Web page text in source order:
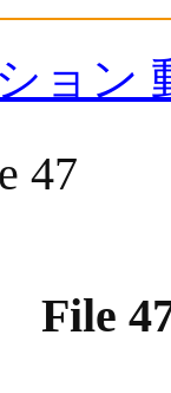
ョン
47
File